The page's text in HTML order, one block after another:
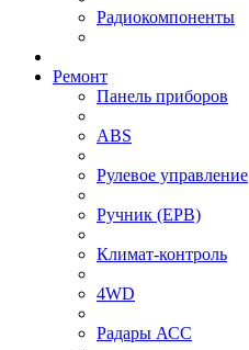
Радиокомпоненты
Ремонт
Панель приборов
ABS
Рулевое управление
⁠Ручник (EPB)
Климат-контроль
4WD
Радары АСС